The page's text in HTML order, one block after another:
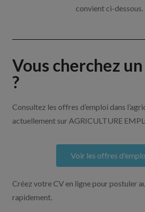
convient ci-dessous.
Vous cherchez
?
Consultez les offres d’emploi dans
actuellement sur AGRICULTURE
Voir les offres
Créez votre CV en ligne pour postuler
rapidement.